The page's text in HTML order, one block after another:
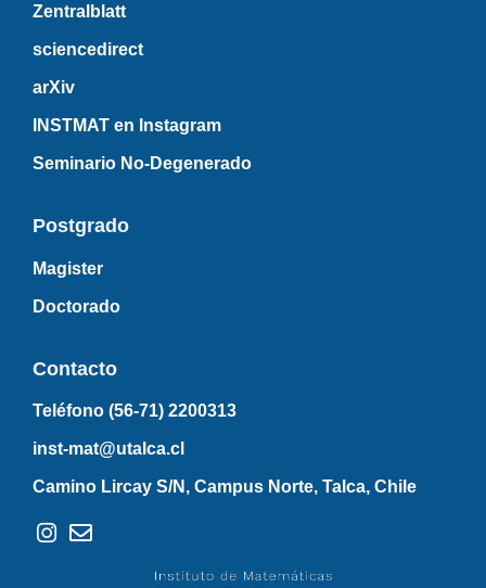
Zentralblatt
sciencedirect
arXiv
INSTMAT en Instagram
Seminario No-Degenerado
Postgrado
Magister
Doctorado
Contacto
Teléfono (56-71) 2200313
inst-mat@utalca.cl
Camino Lircay S/N, Campus Norte, Talca, Chile